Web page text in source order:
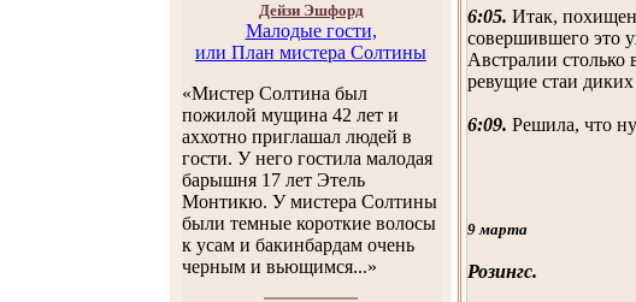
Дейзи Эшфорд
Малодые гости,
или План мистера Солтины
«Мистер Солтина был
пожилой мущина 42 лет и
аххотно приглашал людей в
гости. У него гостила малодая
барышня 17 лет Этель
Монтикю. У мистера Солтины
были темные короткие волосы
к усам и бакинбардам очень
черным и вьющимся...»
6:05. Итак,
совершившего это
Австралии
ревущие стаи
6:09. Решила, что
9 марта
Розингс.